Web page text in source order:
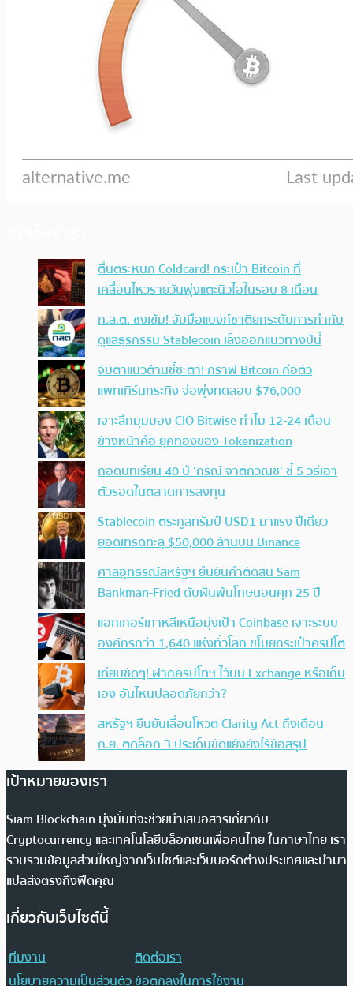
ตื่นตระหนก Coldcard! กระเป๋า Bitcoin ที่
เคลื่อนไหวรายวันพุ่งแตะนิวไฮในรอบ 8 เดือน
ก.ล.ต. ชงเข้ม! จับมือแบงก์ชาติยกระดับการกำกับ
ดูแลธุรกรรม Stablecoin เล็งออกแนวทางปีนี้
จับตาแนวต้านชี้ชะตา! กราฟ Bitcoin ก่อตัว
แพทเทิร์นกระทิง จ่อพุ่งทดสอบ $76,000
เจาะลึกมุมมอง CIO Bitwise ทำไม 12-24 เดือน
ข้างหน้าคือ ยุคทองของ Tokenization
ถอดบทเรียน 40 ปี ‘กรณ์ จาติกวณิช’ ชี้ 5 วิธีเอา
ตัวรอดในตลาดการลงทุน
Stablecoin ตระกูลทรัมป์ USD1 มาแรง ปีเดียว
ยอดเทรดทะลุ $50,000 ล้านบน Binance
ศาลอุทธรณ์สหรัฐฯ ยืนยันคำตัดสิน Sam
Bankman-Fried ดับฝันพ้นโทษนอนคุก 25 ปี
แฮกเกอร์เกาหลีเหนือมุ่งเป้า Coinbase เจาะระบบ
องค์กรกว่า 1,640 แห่งทั่วโลก ขโมยกระเป๋าคริปโต
เทียบชัดๆ! ฝากคริปโทฯ ไว้บน Exchange หรือเก็บ
เอง อันไหนปลอดภัยกว่า?
สหรัฐฯ ยืนยันเลื่อนโหวต Clarity Act ถึงเดือน
ก.ย. ติดล็อก 3 ประเด็นขัดแย้งยังไร้ข้อสรุป
เป้าหมายของเรา
Siam Blockchain มุ่งมั่นที่จะช่วยนำเสนอสารเกี่ยวกับ
Cryptocurrency และเทคโนโลยีบล็อกเชนเพื่อคนไทย ในภาษาไทย เรา
รวบรวมข้อมูลส่วนใหญ่จากเว็บไซต์และเว็บบอร์ดต่างประเทศและนำมา
แปลส่งตรงถึงฟีดคุณ
เกี่ยวกับเว็บไซต์นี้
ทีมงาน
ติดต่อเรา
นโยบายความเป็นส่วนตัวข้อตกลงในการใช้งาน